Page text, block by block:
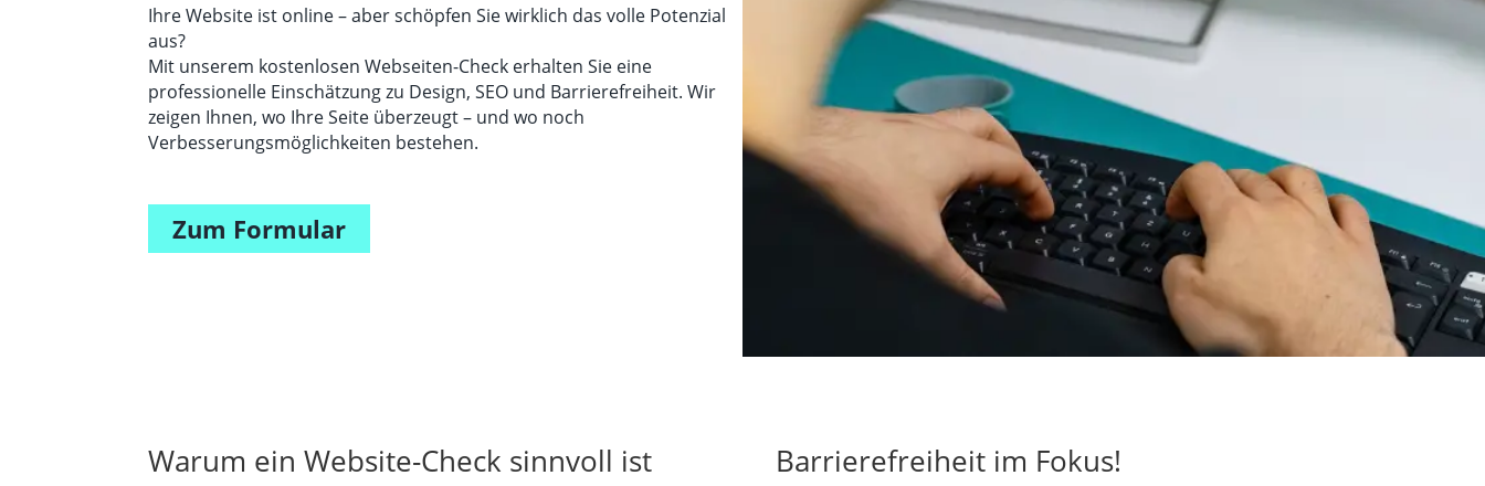
Ihre Website ist online – aber schöpfen Sie wirklich das volle Potenzial
aus?
Mit unserem kostenlosen Webseiten-Check erhalten Sie eine
professionelle Einschätzung zu Design, SEO und Barrierefreiheit. Wir
zeigen Ihnen, wo Ihre Seite überzeugt – und wo noch
Verbesserungsmöglichkeiten bestehen.
Zum Formular
Warum ein Website-Check sinnvoll ist Barrierefreiheit im Fokus!